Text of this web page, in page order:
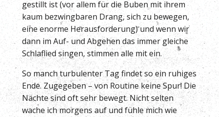
gestillt ist (vor allem für die Buben mit ihrem
kaum bezwingbaren Drang, sich zu bewegen,
eine enorme Herausforderung) und wenn wir
dann im Auf- und Abgehen das immer gleiche
Schlaflied singen, stimmen alle mit ein.
So manch turbulenter Tag findet so ein ruhiges
Ende. Zugegeben – von Routine keine Spur! Die
Nächte sind oft sehr bewegt. Nicht selten
wache ich morgens auf und fühle mich wie